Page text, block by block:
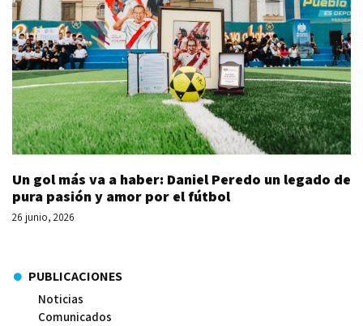
Un gol más va a haber: Daniel Peredo un legado de
pura pasión y amor por el fútbol
26 junio, 2026
PUBLICACIONES
Noticias
Comunicados